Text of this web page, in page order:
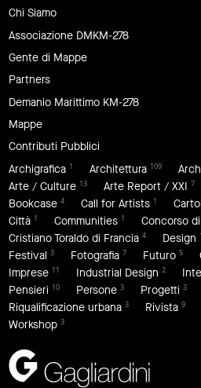
Chi Siamo
Associazione DMKM-278
Gente di Mappe
Partners
Demanio Marittimo KM-278
Mappe
Contributi Pubblici
Archigrafica 1 Architettura 109
Arte / Culture 13 Arte Report / XXI 7
Bookcase 4 Call for Artists 1
Città 1 Communities 1 Concorso
Cristiano Toraldo di Francia 4 Design
Festival 3 Fotografia 7 Futuro 5
Imprese 11 Industrial Design 2
Pensieri 10 Persone 3 Progetti 3
Riqualificazione urbana 3 Rivista 9
Workshop 3